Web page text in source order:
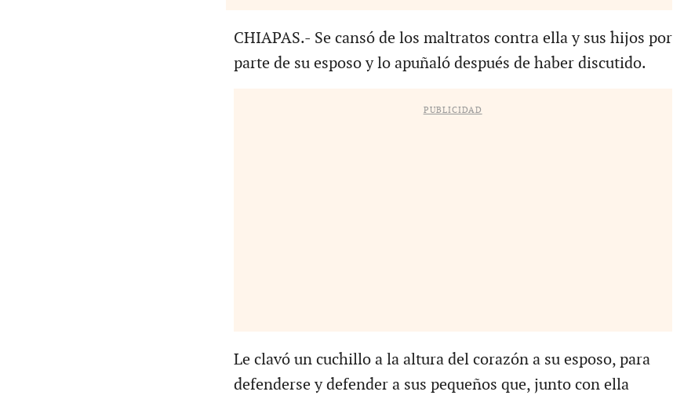
CHIAPAS.- Se cansó de los maltratos contra ella y sus hijos por
parte de su esposo y lo apuñaló después de haber discutido.
PUBLICIDAD
Le clavó un cuchillo a la altura del corazón a su esposo, para
defenderse y defender a sus pequeños que, junto con ella